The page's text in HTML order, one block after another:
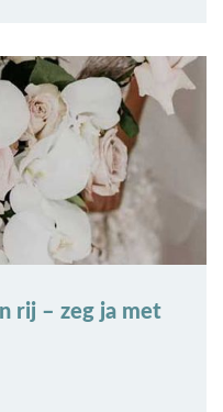
rij – zeg ja met